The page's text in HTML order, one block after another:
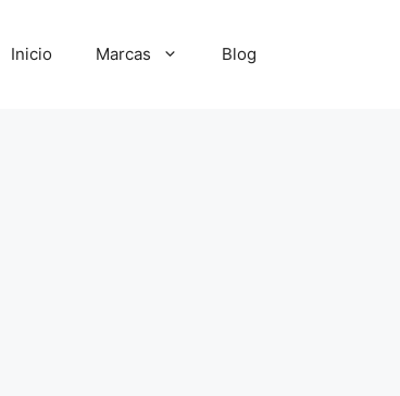
Inicio Marcas Blog